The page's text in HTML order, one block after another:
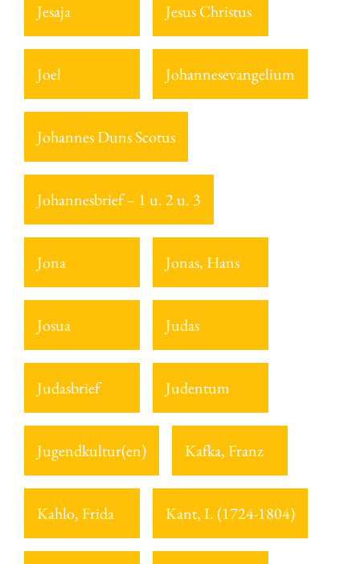
Jesaja Jesus Christus
Joel Johannesevangelium
Johannes Duns Scotus
Johannesbrief – 1 u. 2 u. 3
Jona Jonas, Hans
Josua Judas
Judasbrief Judentum
Jugendkultur(en) Kafka, Franz
Kahlo, Frida Kant, I. (1724-1804)